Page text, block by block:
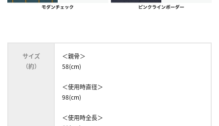
サイズ
（約）
＜親骨＞
58(cm)
＜使用時直径＞
98(cm)
＜使用時全長＞